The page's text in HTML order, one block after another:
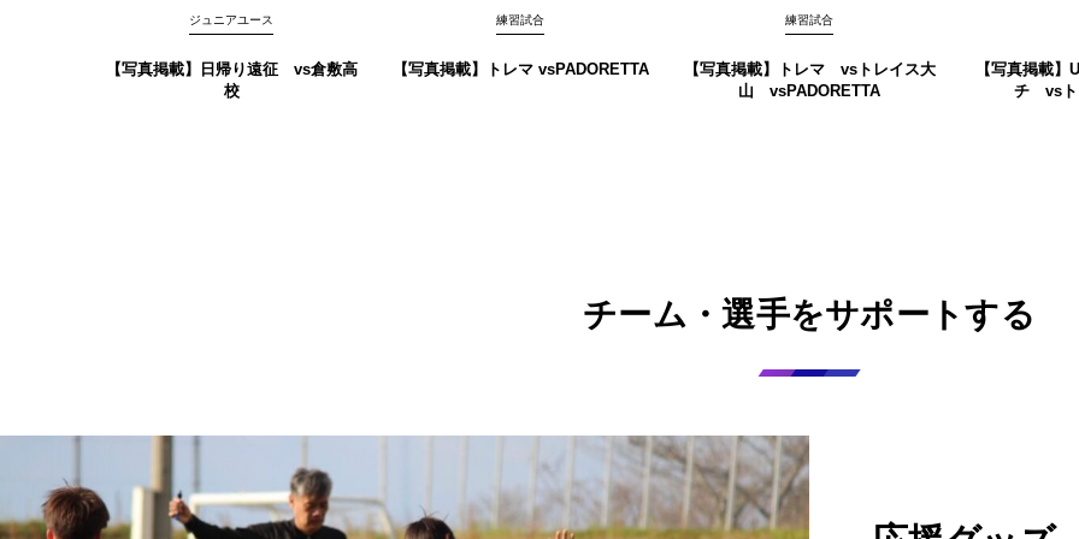
ジュニアユース
【写真掲載】日帰り遠征 vs倉敷高
校
練習試合
【写真掲載】トレマ vsPADORETTA
練習試合
【写真掲載】トレマ vsトレイス大
山 vsPADORETTA
【写真掲載】
チ vsト
チーム・選手をサポートする